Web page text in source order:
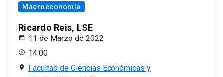
Macroeconomía
Ricardo Reis, LSE
11 de Marzo de 2022
14:00
Facultad de Ciencias Económicas y